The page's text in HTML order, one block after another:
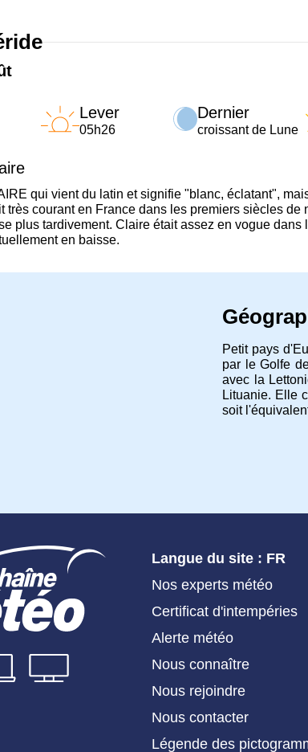
Dernier
croissant de Lune
Lever
05h26
qui vient du latin et signifie "blanc, éclatant",
très courant en France dans les premiers siècles de
plus tardivement. Claire était assez en vogue dans
en baisse.
Petit pays
par le Golfe
avec la
Lituanie. Elle
soit
Langue du site : FR
Nos experts météo
Certificat d'intempéries
Alerte météo
Nous connaître
Nous rejoindre
Nous contacter
Légende des